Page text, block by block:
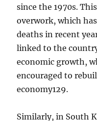
since the 1970s.
overwork, which
deaths in recent
linked to the
economic growth,
encouraged to
economy129.
Similarly, in South